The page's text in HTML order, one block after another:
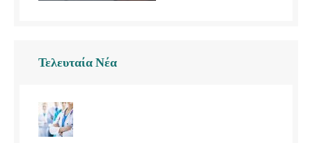
Τελευταία Νέα